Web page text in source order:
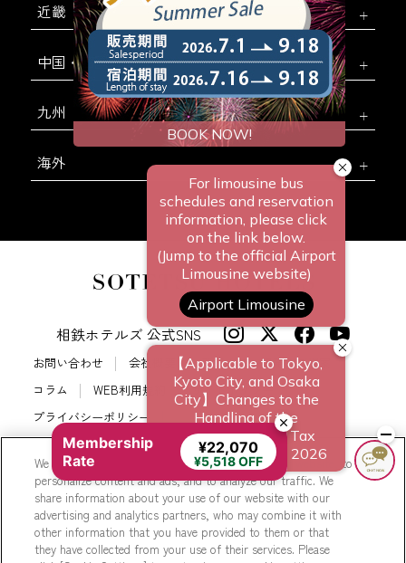
近畿
中国・四国
九州
海外
相鉄ホテルズ 公式SNS
お問い合わせ 会社概要
新規ホテル開発のご提案
コラム
WEB利用規約
サイトポリシー
プライバシーポリシー
カスタマーハラスメントに対する基本方針
サイトマップ
相鉄ホテルズ パートナーホテル加盟募集のご案内
採用情報
Cookie Settings
We use cookies to improve your experience on our website, to
personalize content and ads, and to analyze our traffic. We
share information about your use of our website with our
advertising and analytics partners, who may combine it with
other information that you have provided to them or that
they have collected from your use of their services. Please
Membership
Rate
¥22,070
¥5,518 OFF